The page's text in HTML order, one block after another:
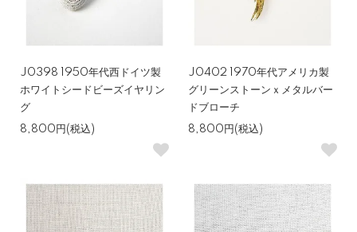
J0398 1950年代西ドイツ製
ホワイトシードビーズイヤリン
グ
8,800円(税込)
J0402 1970年代アメリカ製
グリーンストーンｘメタルバー
ドブローチ
8,800円(税込)